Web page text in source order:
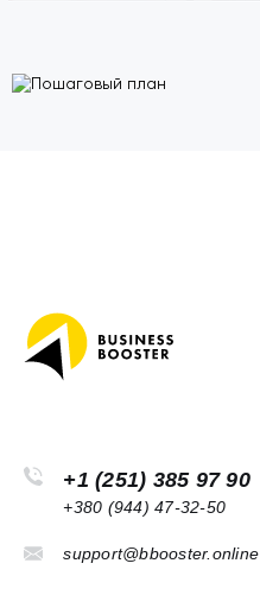
+1 (251) 385 97 90
+380 (944) 47-32-50
support@bbooster.online